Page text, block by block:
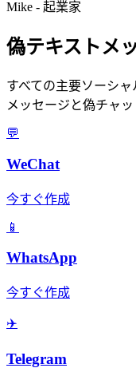
Mike - 起業家
偽テキストメ
すべての主要ソーシ
メッセージと偽チャ
💬
WeChat
今すぐ作成
📱
WhatsApp
今すぐ作成
✈️
Telegram